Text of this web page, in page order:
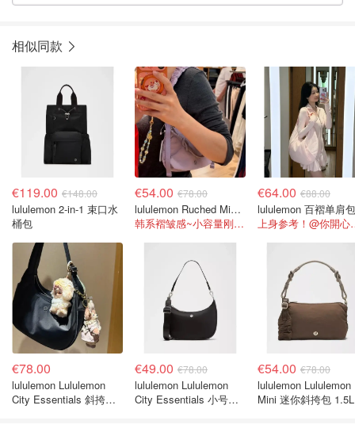
相似同款
€119.00 €148.00
lululemon 2-in-1 束口水
桶包
€54.00 €78.00
lululemon Ruched Mini 单肩包 1.5L
韩系褶皱感~小容量刚刚好
€64.00 €88.00
上身参
€78.00
lululemon Lululemon
City Essentials 斜挎包
€49.00 €78.00
lululemon Lululemon
City Essentials 小号单
€54.00 €78.00
lululemon Lululemon
Mini 迷你斜挎包